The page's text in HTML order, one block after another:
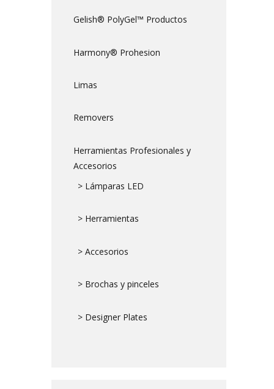
Gelish® PolyGel™ Productos
Harmony® Prohesion
Limas
Removers
Herramientas Profesionales y
Accesorios
> Lámparas LED
> Herramientas
> Accesorios
> Brochas y pinceles
> Designer Plates